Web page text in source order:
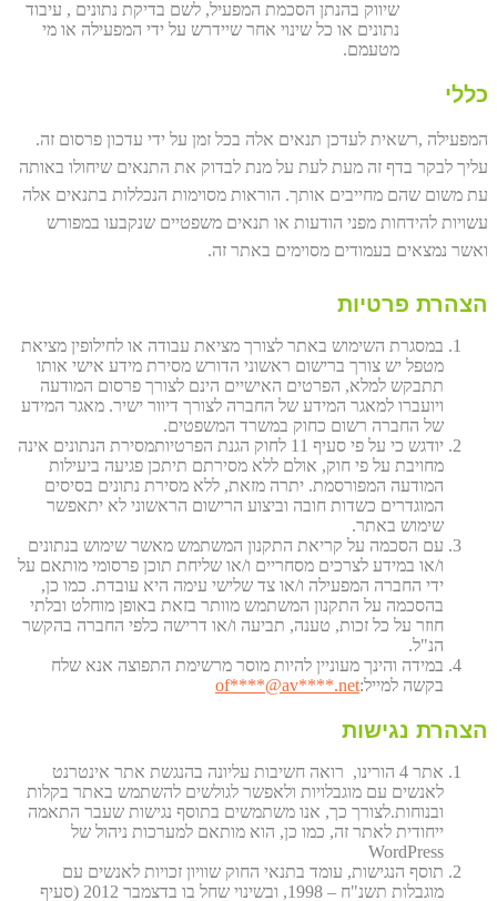
שיווק בהנתן הסכמת המפעיל, לשם בדיקת נתונים , עיבוד
נתונים או כל שינוי אחר שיידרש על ידי המפעילה או מי
מטעמם.
כללי
המפעילה ,רשאית לעדכן תנאים אלה בכל זמן על ידי עדכון פרסום זה.
עליך לבקר בדף זה מעת לעת על מנת לבדוק את התנאים שיחולו באותה
עת משום שהם מחייבים אותך. הוראות מסוימות הנכללות בתנאים אלה
עשויות להידחות מפני הודעות או תנאים משפטיים שנקבעו במפורש
ואשר נמצאים בעמודים מסוימים באתר זה.
הצהרת פרטיות
במסגרת השימוש באתר לצורך מציאת עבודה או לחילופין מציאת
מטפל יש צורך ברישום ראשוני הדורש מסירת מידע אישי אותו
תתבקש למלא, הפרטים האישיים הינם לצורך פרסום המודעה
ויועברו למאגר המידע של החברה לצורך דיוור ישיר. מאגר המידע
של החברה רשום כחוק במשרד המשפטים.
יודגש כי על פי סעיף 11 לחוק הגנת הפרטיותמסירת הנתונים אינה
מחויבת על פי חוק, אולם ללא מסירתם תיתכן פגיעה ביעילות
המודעה המפורסמת. יתרה מזאת, ללא מסירת נתונים בסיסים
המוגדרים כשדות חובה וביצוע הרישום הראשוני לא יתאפשר
שימוש באתר.
עם הסכמה על קריאת התקנון המשתמש מאשר שימוש בנתונים
ו/או במידע לצרכים מסחריים ו/או שליחת תוכן פרסומי מותאם על
ידי החברה המפעילה ו/או צד שלישי עימה היא עובדת. כמו כן,
בהסכמה על התקנון המשתמש מוותר בזאת באופן מוחלט ובלתי
חוזר על כל זכות, טענה, תביעה ו/או דרישה כלפי החברה בהקשר
הנ"ל.
במידה והינך מעוניין להיות מוסר מרשימת התפוצה אנא שלח
בקשה למייל:
of****@av****.net
הצהרת נגישות
אתר 4 הורינו, רואה חשיבות עליונה בהנגשת אתר אינטרנט
לאנשים עם מוגבלויות ולאפשר לגולשים להשתמש באתר בקלות
ובנוחות.לצורך כך, אנו משתמשים בתוסף נגישות שעבר התאמה
ייחודית לאתר זה, כמו כן, הוא מותאם למערכות ניהול של
WordPress
תוסף הנגישות, עומד בתנאי החוק שוויון זכויות לאנשים עם
מוגבלות תשנ"ח – 1998, ובשינוי שחל בו בדצמבר 2012 (סעיף